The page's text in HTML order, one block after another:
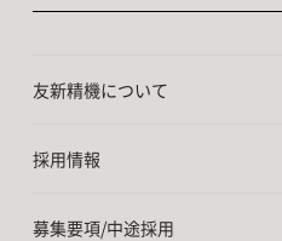
友新精機について
採用情報
募集要項/中途採用